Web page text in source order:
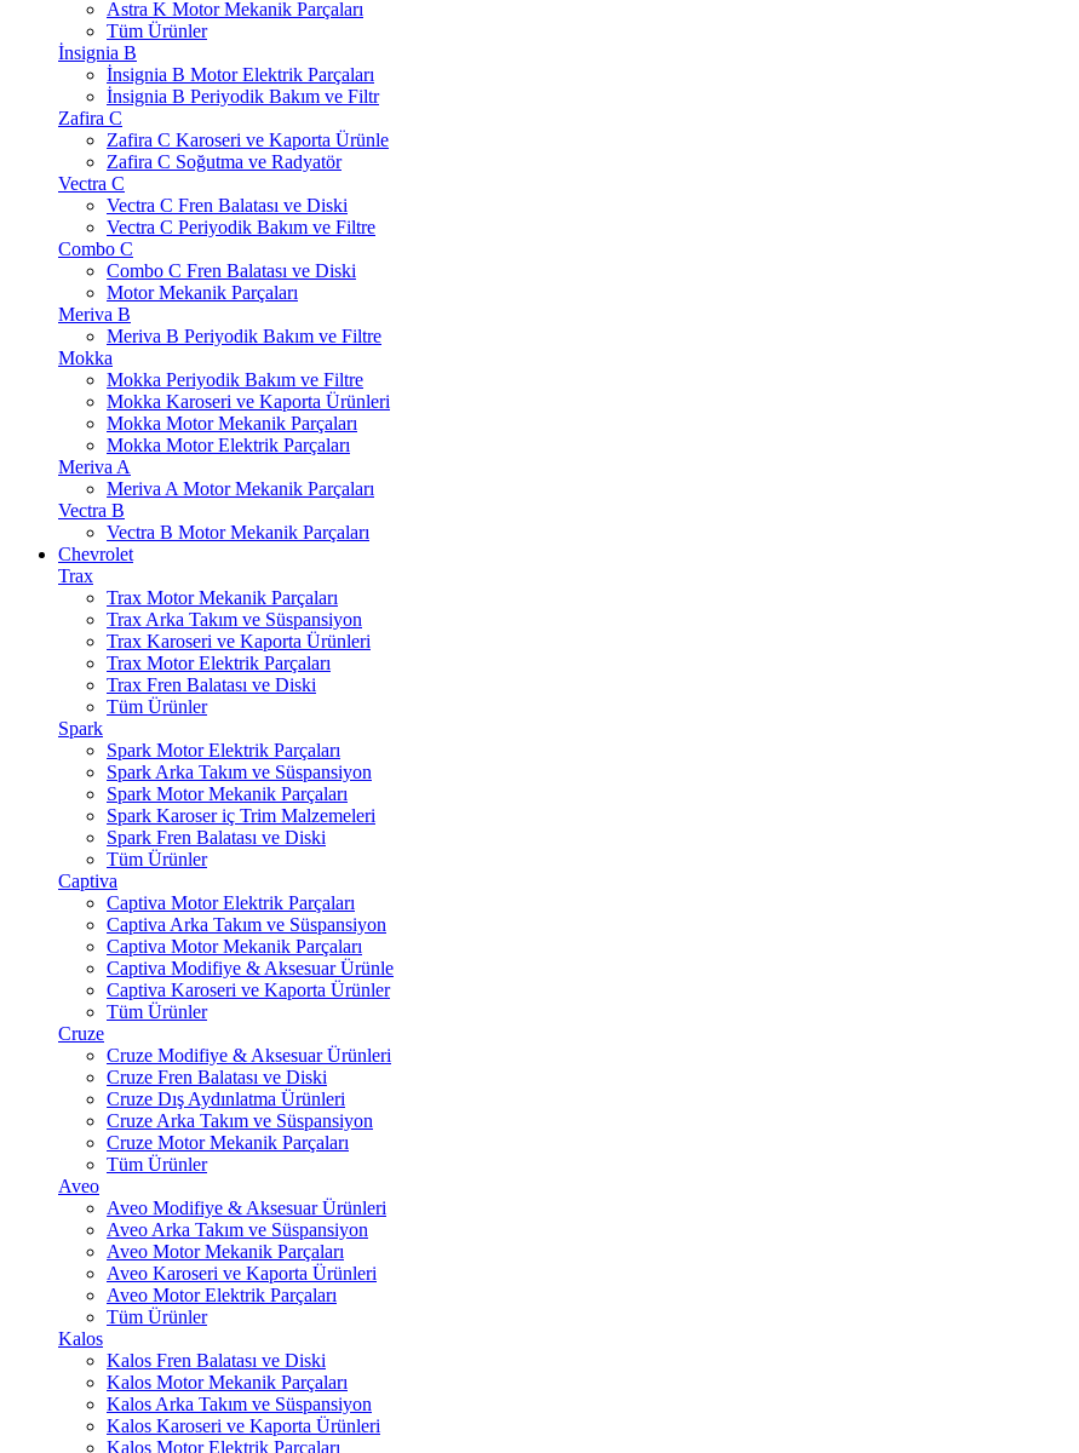
Astra K Motor Mekanik Parçaları
Tüm Ürünler
İnsignia B
İnsignia B Motor Elektrik Parçaları
İnsignia B Periyodik Bakım ve Filtr
Zafira C
Zafira C Karoseri ve Kaporta Ürünle
Zafira C Soğutma ve Radyatör
Vectra C
Vectra C Fren Balatası ve Diski
Vectra C Periyodik Bakım ve Filtre
Combo C
Combo C Fren Balatası ve Diski
Motor Mekanik Parçaları
Meriva B
Meriva B Periyodik Bakım ve Filtre
Mokka
Mokka Periyodik Bakım ve Filtre
Mokka Karoseri ve Kaporta Ürünleri
Mokka Motor Mekanik Parçaları
Mokka Motor Elektrik Parçaları
Meriva A
Meriva A Motor Mekanik Parçaları
Vectra B
Vectra B Motor Mekanik Parçaları
Chevrolet
Trax
Trax Motor Mekanik Parçaları
Trax Arka Takım ve Süspansiyon
Trax Karoseri ve Kaporta Ürünleri
Trax Motor Elektrik Parçaları
Trax Fren Balatası ve Diski
Tüm Ürünler
Spark
Spark Motor Elektrik Parçaları
Spark Arka Takım ve Süspansiyon
Spark Motor Mekanik Parçaları
Spark Karoser iç Trim Malzemeleri
Spark Fren Balatası ve Diski
Tüm Ürünler
Captiva
Captiva Motor Elektrik Parçaları
Captiva Arka Takım ve Süspansiyon
Captiva Motor Mekanik Parçaları
Captiva Modifiye & Aksesuar Ürünle
Captiva Karoseri ve Kaporta Ürünler
Tüm Ürünler
Cruze
Cruze Modifiye & Aksesuar Ürünleri
Cruze Fren Balatası ve Diski
Cruze Dış Aydınlatma Ürünleri
Cruze Arka Takım ve Süspansiyon
Cruze Motor Mekanik Parçaları
Tüm Ürünler
Aveo
Aveo Modifiye & Aksesuar Ürünleri
Aveo Arka Takım ve Süspansiyon
Aveo Motor Mekanik Parçaları
Aveo Karoseri ve Kaporta Ürünleri
Aveo Motor Elektrik Parçaları
Tüm Ürünler
Kalos
Kalos Fren Balatası ve Diski
Kalos Motor Mekanik Parçaları
Kalos Arka Takım ve Süspansiyon
Kalos Karoseri ve Kaporta Ürünleri
Kalos Motor Elektrik Parçaları